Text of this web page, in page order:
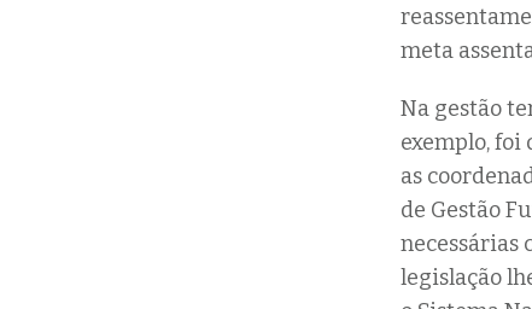
meta
Na gestão
exemplo,
as
de Gestão
necessárias
legislação